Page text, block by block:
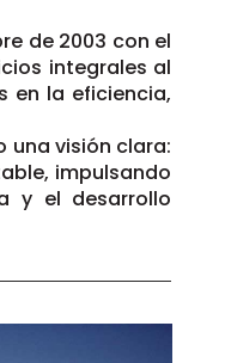
de 2003 con el
integrales al
en la eficiencia,
una visión clara:
impulsando
y el desarrollo